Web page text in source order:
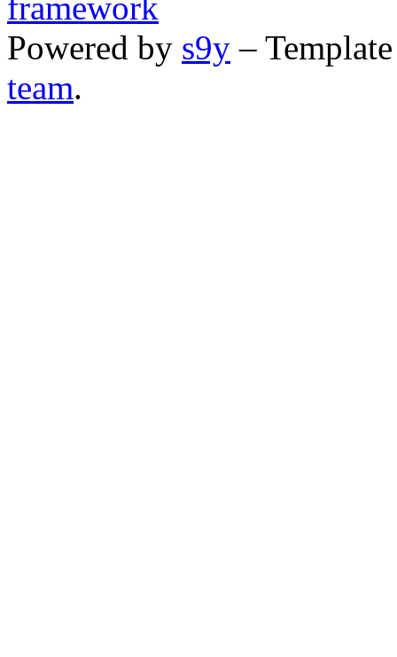
Powered by s9y –
team.